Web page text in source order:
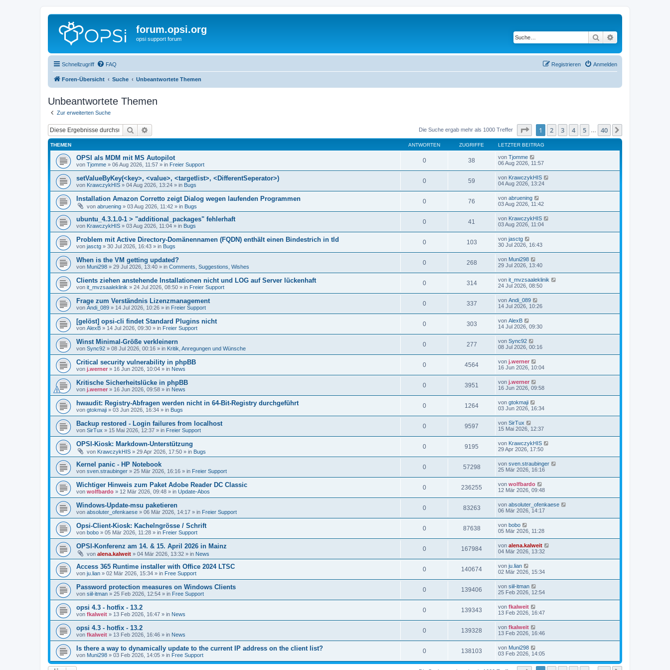
forum.opsi.org
opsi support forum Suche
Schnellzugriff FAQ Anmelden
Registrieren
Foren-Übersicht Suche Unbeantwortete Themen
Unbeantwortete Themen
Zur erweiterten Suche
Suche Die Suche ergab mehr als 1000 Treffer Seite von40
1 2 3 4 5 40
THEMEN ANTWORTEN ZUGRIFFE LETZTER BEITRAG
OPSI als MDM mit MS Autopilot
von Tjomme » 06 Aug 2026, 11:57 » in Freier Support
0 38 von Tjomme
06 Aug 2026, 11:57
setValueByKey(<key>, <value>, <targetlist>, <DifferentSeperator>)
von KrawczykHIS » 04 Aug 2026, 13:24 » in Bugs
0 59 von KrawczykHIS
04 Aug 2026, 13:24
Installation Amazon Corretto zeigt Dialog wegen laufenden Programmen
von abruening » 03 Aug 2026, 11:42 » in Bugs
0 76 von abruening
03 Aug 2026, 11:42
ubuntu_4.3.1.0-1 > "additional_packages" fehlerhaft
von KrawczykHIS » 03 Aug 2026, 11:04 » in Bugs
0 41 von KrawczykHIS
03 Aug 2026, 11:04
Problem mit Active Directory-Domänennamen (FQDN) enthält einen Bindestrich in tld
von jasctg » 30 Jul 2026, 16:43 » in Bugs
0 103 von jasctg
30 Jul 2026, 16:43
When is the VM getting updated?
von Muni298 » 29 Jul 2026, 13:40 » in Comments, Suggestions, Wishes
0 268 von Muni298
29 Jul 2026, 13:40
Clients ziehen anstehende Installationen nicht und LOG auf Server lückenhaft
von it_mvzsaaleklinik » 24 Jul 2026, 08:50 » in Freier Support
0 314 von it_mvzsaaleklinik
24 Jul 2026, 08:50
Frage zum Verständnis Lizenzmanagement
von Andi_089 » 14 Jul 2026, 10:26 » in Freier Support
0 337 von Andi_089
14 Jul 2026, 10:26
[gelöst] opsi-cli findet Standard Plugins nicht
von AlexB » 14 Jul 2026, 09:30 » in Freier Support
0 303 von AlexB
14 Jul 2026, 09:30
Winst Minimal-Größe verkleinern
von Sync92 » 08 Jul 2026, 00:16 » in Kritik, Anregungen und Wünsche
0 277 von Sync92
08 Jul 2026, 00:16
Critical security vulnerability in phpBB
von j.werner » 16 Jun 2026, 10:04 » in News
0 4564 von j.werner
16 Jun 2026, 10:04
Kritische Sicherheitslücke in phpBB
von j.werner » 16 Jun 2026, 09:58 » in News
0 3951 von j.werner
16 Jun 2026, 09:58
hwaudit: Registry-Abfragen werden nicht in 64-Bit-Registry durchgeführt
von gtokmaji » 03 Jun 2026, 16:34 » in Bugs
0 1264 von gtokmaji
03 Jun 2026, 16:34
Backup restored - Login failures from localhost
von SirTux » 15 Mai 2026, 12:37 » in Freier Support
0 9597 von SirTux
15 Mai 2026, 12:37
OPSI-Kiosk: Markdown-Unterstützung
von KrawczykHIS » 29 Apr 2026, 17:50 » in Bugs
0 9195 von KrawczykHIS
29 Apr 2026, 17:50
Kernel panic - HP Notebook
von sven.straubinger » 25 Mär 2026, 16:16 » in Freier Support
0 57298 von sven.straubinger
25 Mär 2026, 16:16
Wichtiger Hinweis zum Paket Adobe Reader DC Classic
von wolfbardo » 12 Mär 2026, 09:48 » in Update-Abos
0 236255 von wolfbardo
12 Mär 2026, 09:48
Windows-Update-msu paketieren
von absoluter_ofenkaese » 06 Mär 2026, 14:17 » in Freier Support
0 83263 von absoluter_ofenkaese
06 Mär 2026, 14:17
Opsi-Client-Kiosk: Kachelngrösse / Schrift
von bobo » 05 Mär 2026, 11:28 » in Freier Support
0 87638 von bobo
05 Mär 2026, 11:28
OPSI-Konferenz am 14. & 15. April 2026 in Mainz
von alena.kalweit » 04 Mär 2026, 13:32 » in News
0 167984 von alena.kalweit
04 Mär 2026, 13:32
Access 365 Runtime installer with Office 2024 LTSC
von ju.lian » 02 Mär 2026, 15:34 » in Free Support
0 140674 von ju.lian
02 Mär 2026, 15:34
Password protection measures on Windows Clients
von siil-itman » 25 Feb 2026, 12:54 » in Free Support
0 139406 von siil-itman
25 Feb 2026, 12:54
opsi 4.3 - hotfix - 13.2
von fkalweit » 13 Feb 2026, 16:47 » in News
0 139343 von fkalweit
13 Feb 2026, 16:47
opsi 4.3 - hotfix - 13.2
von fkalweit » 13 Feb 2026, 16:46 » in News
0 139328 von fkalweit
13 Feb 2026, 16:46
Is there a way to dynamically update to the current IP address on the client list?
von Muni298 » 03 Feb 2026, 14:05 » in Free Support
0 138103 von Muni298
03 Feb 2026, 14:05